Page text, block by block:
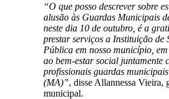
“O que posso descrever sobre
alusão às Guardas Municipais
neste dia 10 de outubro, é a
prestar serviços a Instituição de
Pública em nosso município,
ao bem-estar social juntamente
profissionais guardas
(MA)”, disse Allannessa Vieira,
municipal.